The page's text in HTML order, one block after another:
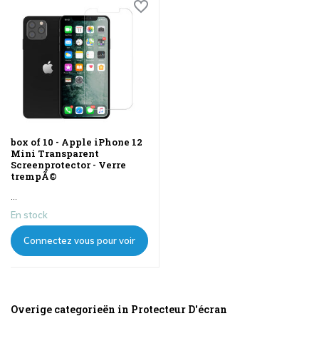
box of 10 - Apple iPhone 12
Mini Transparent
Screenprotector - Verre
trempÃ©
...
En stock
Connectez vous pour voir
Overige categorieën in Protecteur D'écran